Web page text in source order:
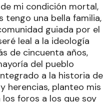
mi condición mortal,
tengo una bella familia,
guiada por el
leal a la ideología
de cincuenta años,
del pueblo
a la historia de
herencias, planteo mis
los foros a los que soy